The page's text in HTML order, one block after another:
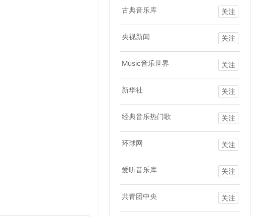
古典音乐库 关注
央视新闻 关注
Music音乐世界 关注
新华社 关注
经典音乐热门歌 关注
环球网 关注
爱听音乐库 关注
共青团中央 关注